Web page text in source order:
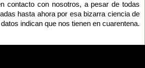
contacto con nosotros, a pesar de todas
hasta ahora por esa bizarra ciencia de
indican que nos tienen en cuarentena.